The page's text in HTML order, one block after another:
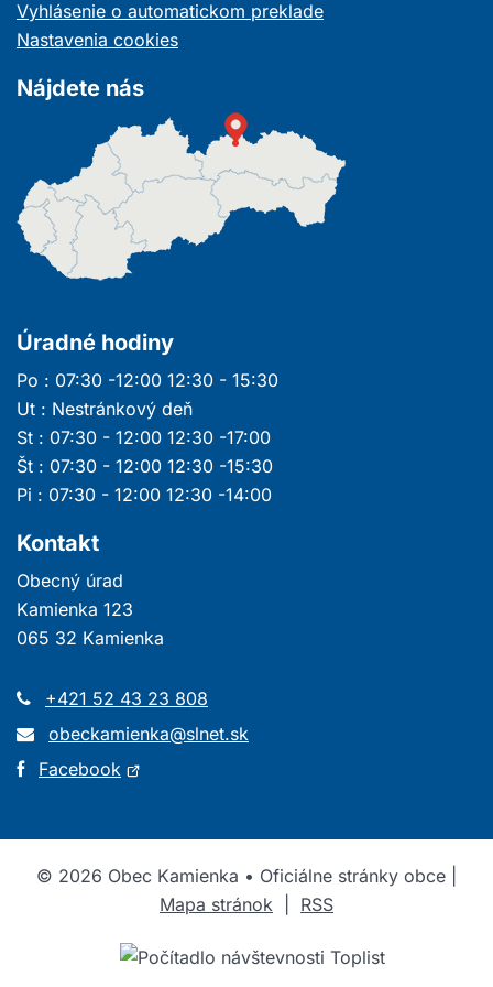
okne
Vyhlásenie o automatickom preklade
Nastavenia cookies
Nájdete nás
Úradné hodiny
Po : 07:30 -12:00 12:30 - 15:30
Ut : Nestránkový deň
St : 07:30 - 12:00 12:30 -17:00
Št : 07:30 - 12:00 12:30 -15:30
Pi : 07:30 - 12:00 12:30 -14:00
Kontakt
Obecný úrad
Kamienka 123
065 32 Kamienka
+421 52 43 23 808
obeckamienka@slnet.sk
Facebook Otvorí
okne
© 2026 Obec Kamienka • Oficiálne stránky obce |
Mapa stránok
RSS